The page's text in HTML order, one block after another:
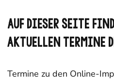
Auf dieser Seite
aktuellen Termine
Termine zu den Online-